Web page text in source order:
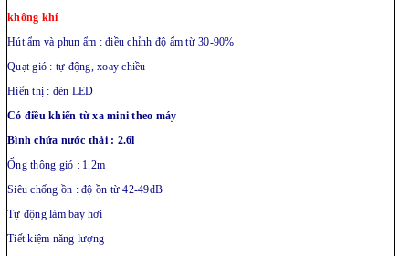
không khí
Hút ẩm và phun ẩm : điều chỉnh độ ẩm từ 30-90%
Quạt gió : tự động, xoay chiều
Hiển thị : đèn LED
Có điều khiển từ xa mini theo máy
Bình chứa nước thải : 2.6l
Ống thông gió : 1.2m
Siêu chống ồn : độ ồn từ 42-49dB
Tự động làm bay hơi
Tiết kiệm năng lượng